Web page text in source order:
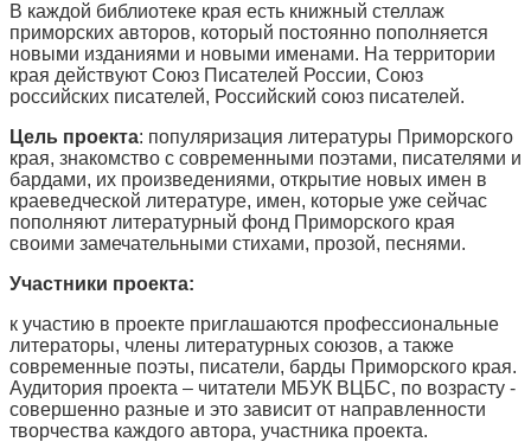
В каждой библиотеке края есть книжный стеллаж
приморских авторов, который постоянно пополняется
новыми изданиями и новыми именами. На территории
края действуют Союз Писателей России, Союз
российских писателей, Российский союз писателей.
Цель проекта: популяризация литературы Приморского
края, знакомство с современными поэтами, писателями и
бардами, их произведениями, открытие новых имен в
краеведческой литературе, имен, которые уже сейчас
пополняют литературный фонд Приморского края
своими замечательными стихами, прозой, песнями.
Участники проекта:
к участию в проекте приглашаются профессиональные
литераторы, члены литературных союзов, а также
современные поэты, писатели, барды Приморского края.
Аудитория проекта – читатели МБУК ВЦБС, по возрасту -
совершенно разные и это зависит от направленности
творчества каждого автора, участника проекта.